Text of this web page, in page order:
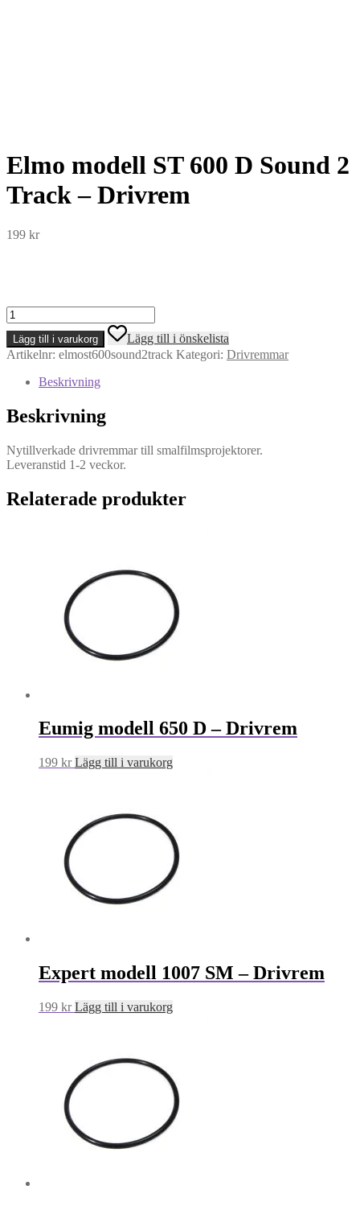
Elmo modell ST 600 D Sound 2
Track – Drivrem
199 kr
Elmo
modell
ST
600
Sound
Track
Drivrem
mängd
Lägg till i varukorg
Lägg till i önskelista
Artikelnr: elmost600sound2track Kategori: Drivremmar
Beskrivning
Beskrivning
Nytillverkade drivremmar till smalfilmsprojektorer.
Leveranstid 1-2 veckor.
Relaterade produkter
Eumig modell 650 D – Drivrem
199 kr Lägg till i varukorg
Expert modell 1007 SM – Drivrem
199 kr Lägg till i varukorg